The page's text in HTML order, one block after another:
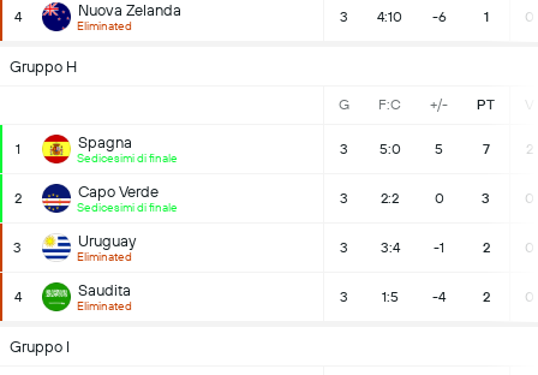
4 Nuova Zelanda
Eliminated
3 4:10 -6 1 0
Gruppo H
G F:C +/- PT V
1 Spagna
Sedicesimi di finale
3 5:0 5 7 2
2 Capo Verde
Sedicesimi di finale
3 2:2 0 3 0
3 Uruguay
Eliminated
3 3:4 -1 2 0
4 Saudita
Eliminated
3 1:5 -4 2 0
Gruppo I